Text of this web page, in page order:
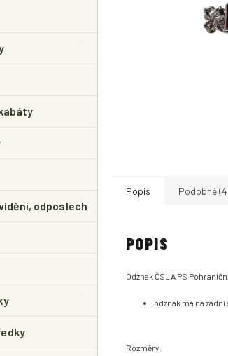
odposlech
Popis Podobné
POPIS
Odznak ČSLA PS
odznak má na
Rozměry: